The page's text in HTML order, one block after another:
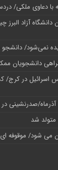
دعاوی ملکی/
دانشگاه آزاد
نمی‌شود/ دانشجو
دانشجویان
اسرائیل در
متولد شد
می شود/ موقوفه ای